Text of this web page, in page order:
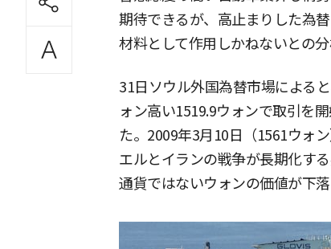
期待できるが、高止まりした為
材料として作用しかねないとの
31日ソウル外国為替市場による
ォン高い1519.9ウォンで取引を
た。2009年3月10日（1561ウォ
エルとイランの戦争が長期化す
通貨ではないウォンの価値が下落